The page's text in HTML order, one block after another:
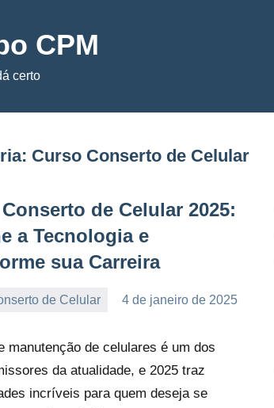
CPM
certo
Curso Conserto de Celular
de Celular 2025:
a Tecnologia e
sua Carreira
de Celular
4 de janeiro de 2025
manutenção de celulares é um dos
da atualidade, e 2025 traz
incríveis para quem deseja se